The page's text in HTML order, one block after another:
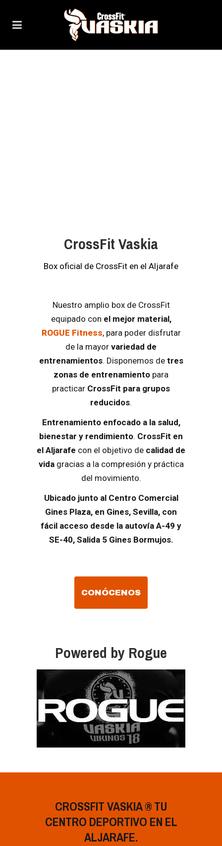
CrossFit Vaskia
Box oficial de CrossFit en el Aljarafe
Nuestro amplio box de CrossFit
equipado con el mejor material,
ROGUE Fitness, para poder disfrutar
de la mayor variedad de
entrenamientos. Disponemos de tres
zonas de entrenamiento para
practicar CrossFit para grupos
reducidos.
Entrenamiento enfocado a la salud,
bienestar y rendimiento. CrossFit en
el Aljarafe con el objetivo de calidad de
vidagracias a la compresión y práctica
del movimiento.
Ubicado junto al Centro Comercial
Gines Plaza, en Gines, Sevilla, con
fácil acceso desde la autovía A-49 y
SE-40, Salida 5 Gines Bormujos.
CONÓCENOS
Powered by Rogue
CROSSFIT VASKIA ® TU
CENTRO DEPORTIVO EN EL
ALJARAFE.